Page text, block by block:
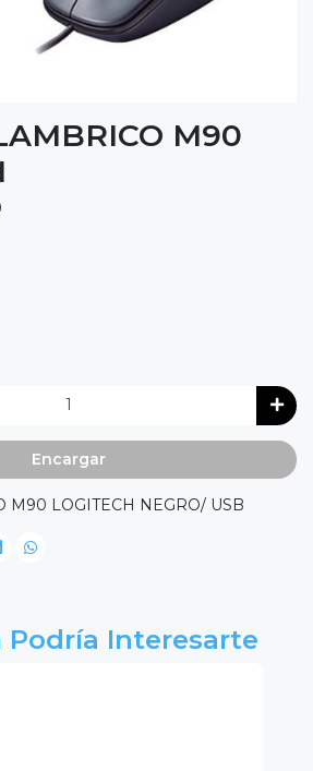
M90
Encargar
M90 LOGITECH NEGRO/ USB
Podría Interesarte